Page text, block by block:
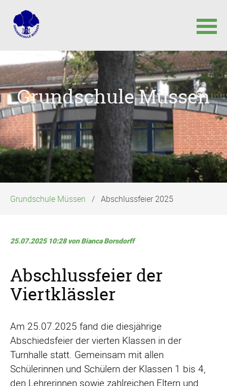
überspringen
Grundschule Müssen
Grundschule Müssen Abschlussfeier 2025
25.07.2025 10:28von Bianca Borsdorff
Abschlussfeier der
Viertklässler
Am 25.07.2025 fand die diesjährige
Abschiedsfeier der vierten Klassen in der
Turnhalle statt. Gemeinsam mit allen
Schülerinnen und Schülern der Klassen 1 bis 4,
den Lehrerinnen sowie zahlreichen Eltern und